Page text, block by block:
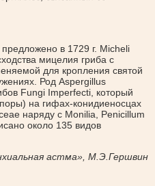
в 1729 г. Micheli
мицелия гриба с
для кропления святой
Род Aspergillus
Fungi Imperfecti, который
на гифах-конидиеносцах
наряду с Моnilia, Penicillum
около 135 видов
астма», М.Э.Гершвин